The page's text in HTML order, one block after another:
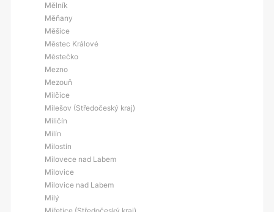
Mělník
Měňany
Měšice
Městec Králové
Městečko
Mezno
Mezouň
Milčice
Milešov (Středočeský kraj)
Miličín
Milín
Milostín
Milovece nad Labem
Milovice
Milovice nad Labem
Milý